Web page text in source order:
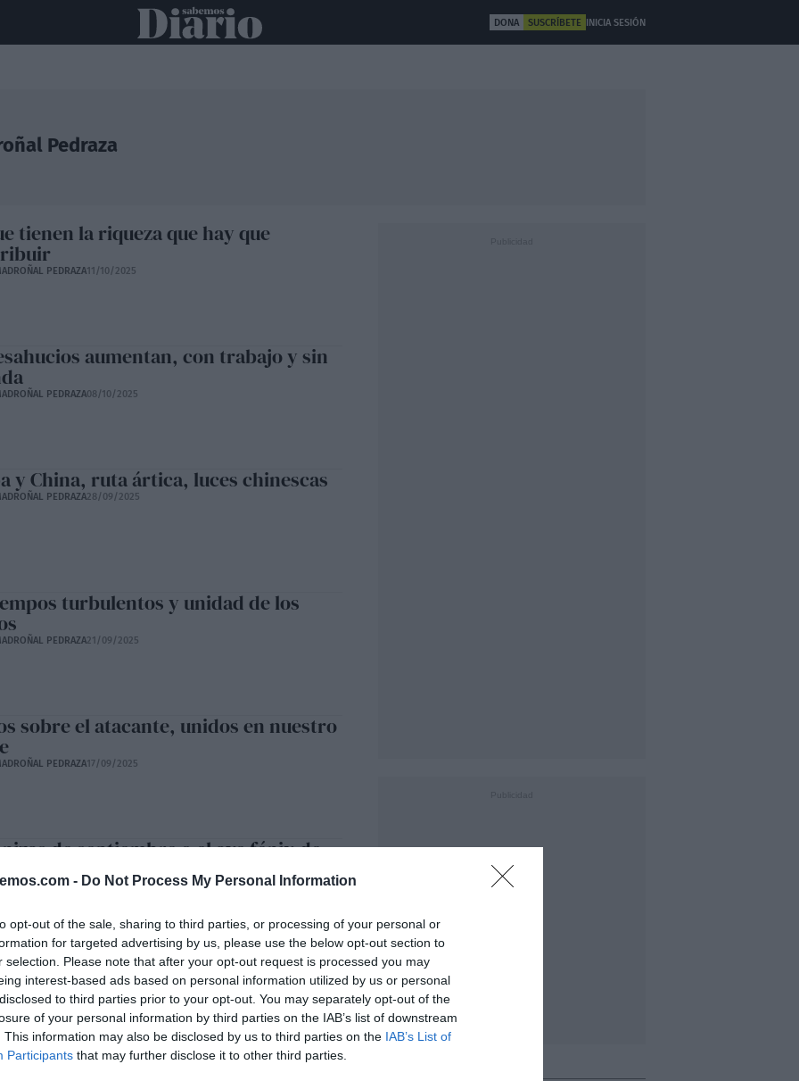
- Do Not Process My Personal Information
opt-out of the sale, sharing to third parties, or processing of your personal or
for targeted advertising by us, please use the below opt-out section to
selection. Please note that after your opt-out request is processed you may
interest-based ads based on personal information utilized by us or personal
to third parties prior to your opt-out. You may separately opt-out of the
of your personal information by third parties on the IAB’s list of downstream
This information may also be disclosed by us to third parties on the IAB’s List of
Participants that may further disclose it to other third parties.
INTERNACIONAL POLÍTICA OPINIÓN ECONOMÍA CULTURA OTROS
DONA SUSCRÍBETE INICIA SESIÓN
Pedraza
tienen la riqueza que hay que
PEDRAZA11/10/2025
aumentan, con trabajo y sin
PEDRAZA08/10/2025
y China, ruta ártica, luces chinescas
PEDRAZA28/09/2025
turbulentos y unidad de los
PEDRAZA21/09/2025
sobre el atacante, unidos en nuestro
PEDRAZA17/09/2025
de septiembre o el ave fénix de
PEDRAZA13/09/2025
artificial, ay, ay, ya me
a poblar
01/09/2025